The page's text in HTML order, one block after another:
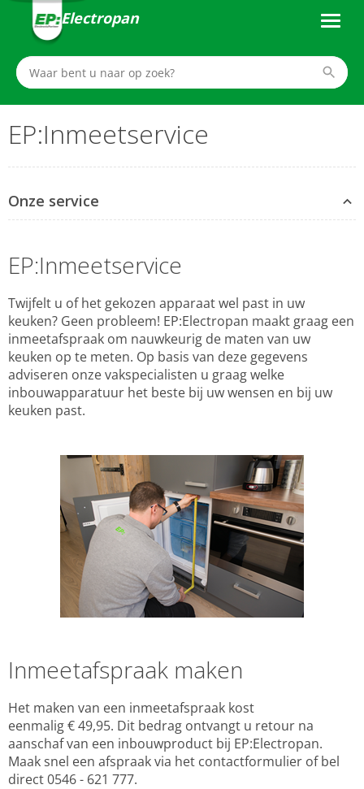
Electropan
EP:Inmeetservice
Onze service
EP:Inmeetservice
Twijfelt u of het gekozen apparaat wel past in uw
keuken? Geen probleem! EP:Electropan maakt graag een
inmeetafspraak om nauwkeurig de maten van uw
keuken op te meten. Op basis van deze gegevens
adviseren onze vakspecialisten u graag welke
inbouwapparatuur het beste bij uw wensen en bij uw
keuken past.
Inmeetafspraak maken
Het maken van een inmeetafspraak kost
eenmalig € 49,95. Dit bedrag ontvangt u retour na
aanschaf van een inbouwproduct bij EP:Electropan.
Maak snel een afspraak via het contactformulier of bel
direct 0546 - 621 777.